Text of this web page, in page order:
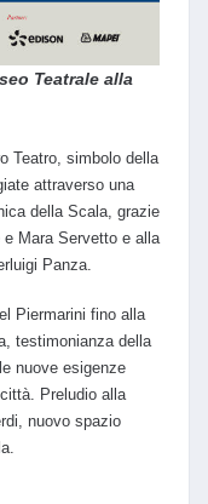
Teatrale alla
Teatro, simbolo della
attraverso una
della Scala, grazie
Mara Servetto e alla
Panza.
Piermarini fino alla
testimonianza della
nuove esigenze
Preludio alla
nuovo spazio